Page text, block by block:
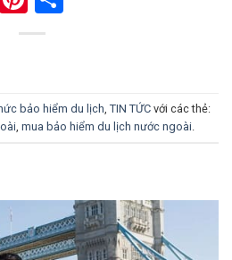
bảo hiểm du lịch TIN TỨCvới các thẻ:
mua bảo hiểm du lịch nước ngoài